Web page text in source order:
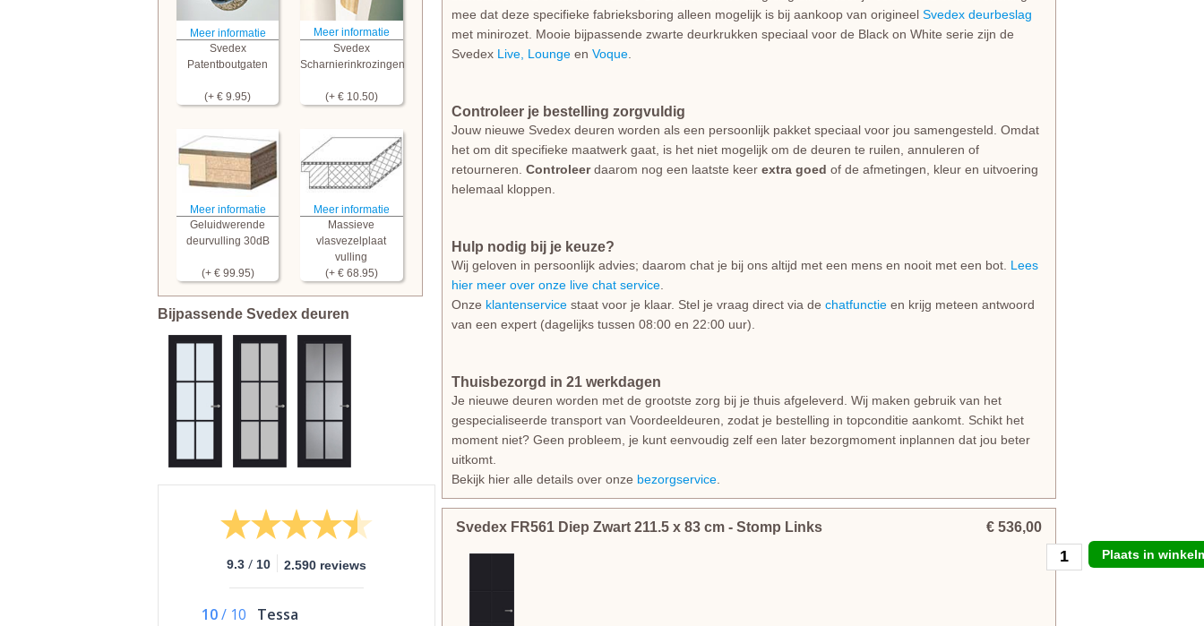
Meer informatie
Svedex
Patentboutgaten
(+ € 9.95)
Meer informatie
Svedex
Scharnierinkrozingen
(+ € 10.50)
Meer informatie
Geluidwerende
deurvulling 30dB
(+ € 99.95)
Meer informatie
Massieve
vlasvezelplaat
vulling
(+ € 68.95)
Bijpassende Svedex deuren
9.3 / 10 2.590 reviews
10/ 10 Tessa
mee dat deze specifieke fabrieksboring alleen mogelijk is bij aankoop van origineel Svedex deurbeslag
met minirozet. Mooie bijpassende zwarte deurkrukken speciaal voor de Black on White serie zijn de
Svedex Live, Lounge en Voque
Controleer je bestelling zorgvuldig
Jouw nieuwe Svedex deuren worden als een persoonlijk pakket speciaal voor jou samengesteld. Omdat
het om dit specifieke maatwerk gaat, is het niet mogelijk om de deuren te ruilen, annuleren of
retourneren. Controleerdaarom nog een laatste keer extra goed of de afmetingen, kleur en uitvoering
helemaal kloppen.
Hulp nodig bij je keuze?
Wij geloven in persoonlijk advies; daarom chat je bij ons altijd met een mens en nooit met een bot. Lees
hier meer over onze live chat service
Onze klantenservice staat voor je klaar. Stel je vraag direct via de chatfunctie en krijg meteen antwoord
van een expert (dagelijks tussen 08:00 en 22:00 uur).
Thuisbezorgd in 21 werkdagen
Je nieuwe deuren worden met de grootste zorg bij je thuis afgeleverd. Wij maken gebruik van het
gespecialiseerde transport van Voordeeldeuren, zodat je bestelling in topconditie aankomt. Schikt het
moment niet? Geen probleem, je kunt eenvoudig zelf een later bezorgmoment inplannen dat jou beter
uitkomt.
Bekijk hier alle details over onze bezorgservice
Svedex FR561 Diep Zwart 211.5 x 83 cm - Stomp Links € 536,00
Plaats in